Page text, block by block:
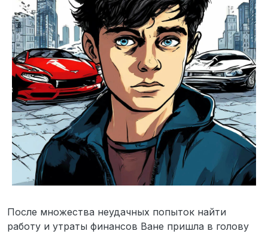
После множества неудачных попыток найти
работу и утраты финансов Ване пришла в голову